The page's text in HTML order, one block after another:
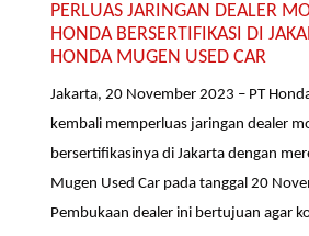
PERLUAS JARINGAN DEALER
HONDA BERSERTIFIKASI DI
HONDA MUGEN USED CAR
Jakarta, 20 November 2023 – PT
kembali memperluas jaringan dealer
bersertifikasinya di Jakarta dengan
Mugen Used Car pada tanggal 20
Pembukaan dealer ini bertujuan agar